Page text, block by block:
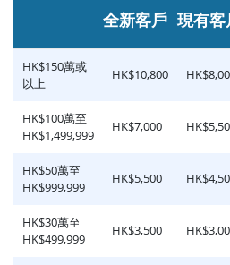
全新客戶 現有客
HK$150萬或
以上
HK$10,800
HK$100萬至
HK$1,499,999
HK$7,000
HK$50萬至
HK$999,999
HK$5,500
HK$30萬至
HK$499,999
HK$3,500